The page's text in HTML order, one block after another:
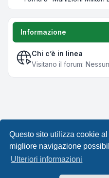
Questo sito utilizza cookie
migliore navigazione
Ulteriori informazioni
Informazione
Chi c’è in linea
Visitano il forum:
Creato daphpBB® Forum
Leenoz.com